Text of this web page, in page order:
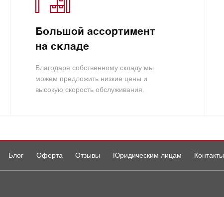
Большой ассортимент
на складе
Благодаря собственному складу мы
можем предложить низкие цены и
высокую скорость обслуживания.
Блог Оферта Отзывы Юридическим лицам Контакты